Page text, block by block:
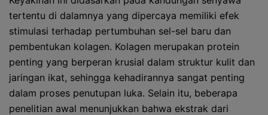
tertentu di dalamnya yang dipercaya memiliki efek
stimulasi terhadap pertumbuhan sel-sel baru dan
pembentukan kolagen. Kolagen merupakan protein
penting yang berperan krusial dalam struktur kulit dan
jaringan ikat, sehingga kehadirannya sangat penting
dalam proses penutupan luka. Selain itu, beberapa
penelitian awal menunjukkan bahwa ekstrak dari